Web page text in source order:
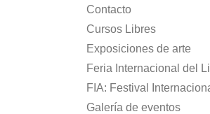
Contacto
Cursos Libres
Exposiciones de arte
Feria Internacional del
FIA: Festival
Galería de eventos